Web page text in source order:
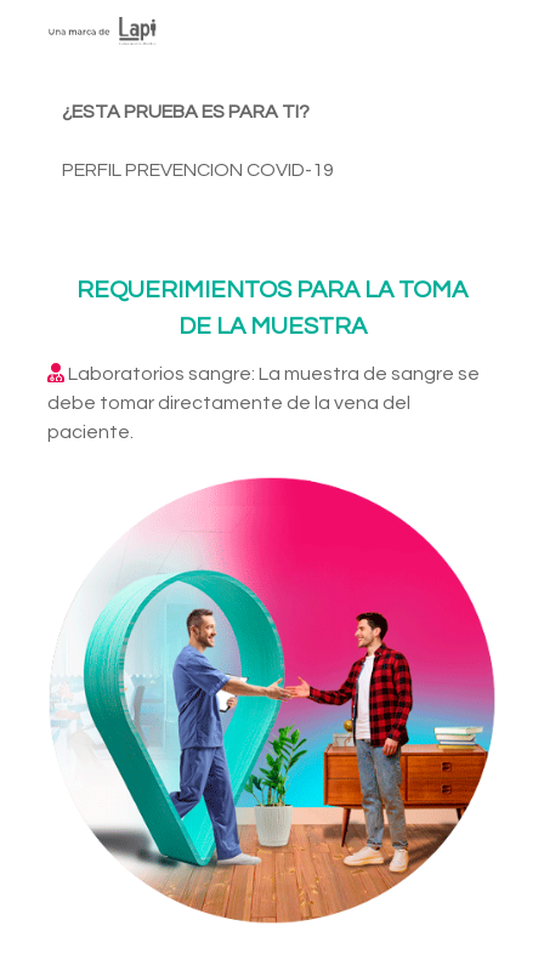
¿ESTA PRUEBA ES PARA TI?
PERFIL PREVENCION COVID-19
REQUERIMIENTOS PARA LA TOMA
DE LA MUESTRA
Laboratorios sangre: La muestra de sangre se
debe tomar directamente de la vena del
paciente.